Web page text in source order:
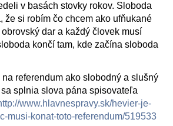
v basách stovky rokov. Sloboda
že si robím čo chcem ako ufňukané
dar a každý človek musí
končí tam, kde začína sloboda
referendum ako slobodný a slušný
splnia slova pána spisovateľa
www.hlavnespravy.sk/hevier-je-
musi-konat-toto-referendum/519533